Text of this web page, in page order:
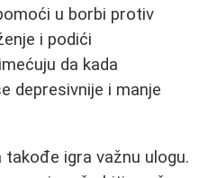
u borbi protiv
i podići
da kada
depresivnije i manje
igra važnu ulogu.